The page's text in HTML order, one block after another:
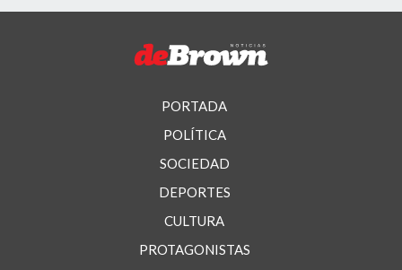
PORTADA
POLÍTICA
SOCIEDAD
DEPORTES
CULTURA
PROTAGONISTAS